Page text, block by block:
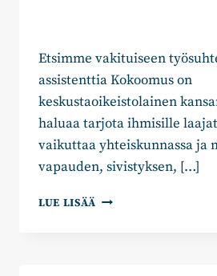
Etsimme vakituiseen
assistenttia Kokoomus on
keskustaoikeistolainen
haluaa tarjota ihmisille
vaikuttaa yhteiskunnassa ja
vapauden, sivistyksen, […]
LUE LISÄÄ REKRY: